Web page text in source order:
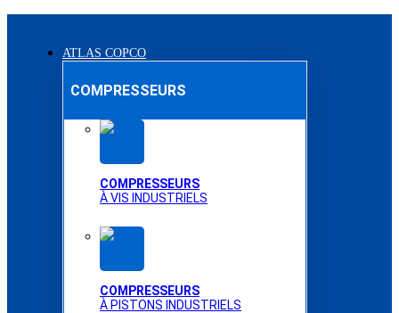
ATLAS COPCO
COMPRESSEURS
COMPRESSEURS
À VIS INDUSTRIELS
COMPRESSEURS
À PISTONS INDUSTRIELS